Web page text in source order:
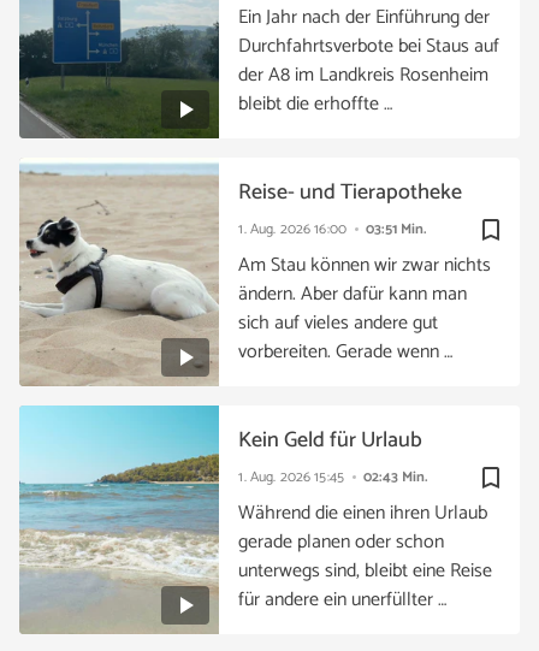
Ein Jahr nach der Einführung der
Durchfahrtsverbote bei Staus auf
der A8 im Landkreis Rosenheim
bleibt die erhoffte …
bookmark_border
1. Aug. 202616:00 03:51 Min.
Reise- und Tierapotheke
Am Stau können wir zwar nichts
ändern. Aber dafür kann man
sich auf vieles andere gut
vorbereiten. Gerade wenn …
bookmark_border
1. Aug. 202615:45 02:43 Min.
Kein Geld für Urlaub
Während die einen ihren Urlaub
gerade planen oder schon
unterwegs sind, bleibt eine Reise
für andere ein unerfüllter …